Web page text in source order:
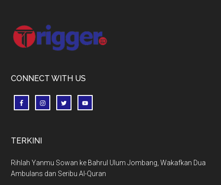
Footer
CONNECT WITH US
TERKINI
Rihlah Yanmu Sowan ke Bahrul Ulum Jombang, Wakafkan Dua
Ambulans dan Seribu Al-Quran